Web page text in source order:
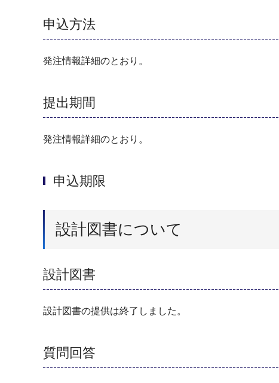
申込方法
発注情報詳細のとおり。
提出期間
発注情報詳細のとおり。
申込期限
設計図書について
設計図書
設計図書の提供は終了しました。
質問回答